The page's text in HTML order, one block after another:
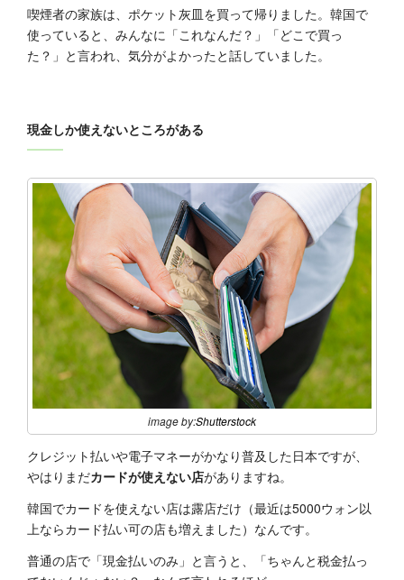
喫煙者の家族は、ポケット灰皿を買って帰りました。韓国で
使っていると、みんなに「これなんだ？」「どこで買っ
た？」と言われ、気分がよかったと話していました。
現金しか使えないところがある
image by:Shutterstock
クレジット払いや電子マネーがかなり普及した日本ですが、
やはりまだカードが使えない店がありますね。
韓国でカードを使えない店は露店だけ（最近は5000ウォン以
上ならカード払い可の店も増えました）なんです。
普通の店で「現金払いのみ」と言うと、「ちゃんと税金払っ